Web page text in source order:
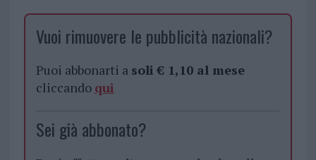
Vuoi rimuovere le pubblicità nazionali?
Puoi abbonarti a soli € 1,10 al mese
cliccando qui
Sei già abbonato?